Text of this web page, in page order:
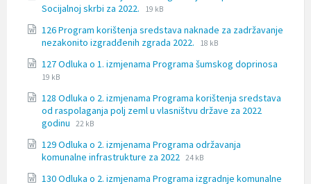
Socijalnoj skrbi za 2022.
File
docx
File
19 kB
126 Program korištenja sredstava naknade za zadržavanje
nezakonito izgradđenih zgrada 2022.
File
docx
File
18 kB
127 Odluka o 1. izmjenama Programa šumskog doprinosa
19 kB
128 Odluka o 2. izmjenama Programa korištenja sredstava
od raspolaganja polj zeml u vlasništvu države za 2022
godinu File
docx
File
22 kB
129 Odluka o 2. izmjenama Programa održavanja
komunalne infrastrukture za 2022 File
docx
File
24 kB
130 Odluka o 2. izmjenama Programa izgradnje komunalne